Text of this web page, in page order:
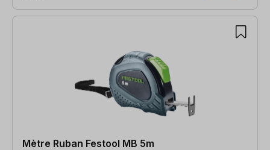
Mètre Ruban Festool MB 5m